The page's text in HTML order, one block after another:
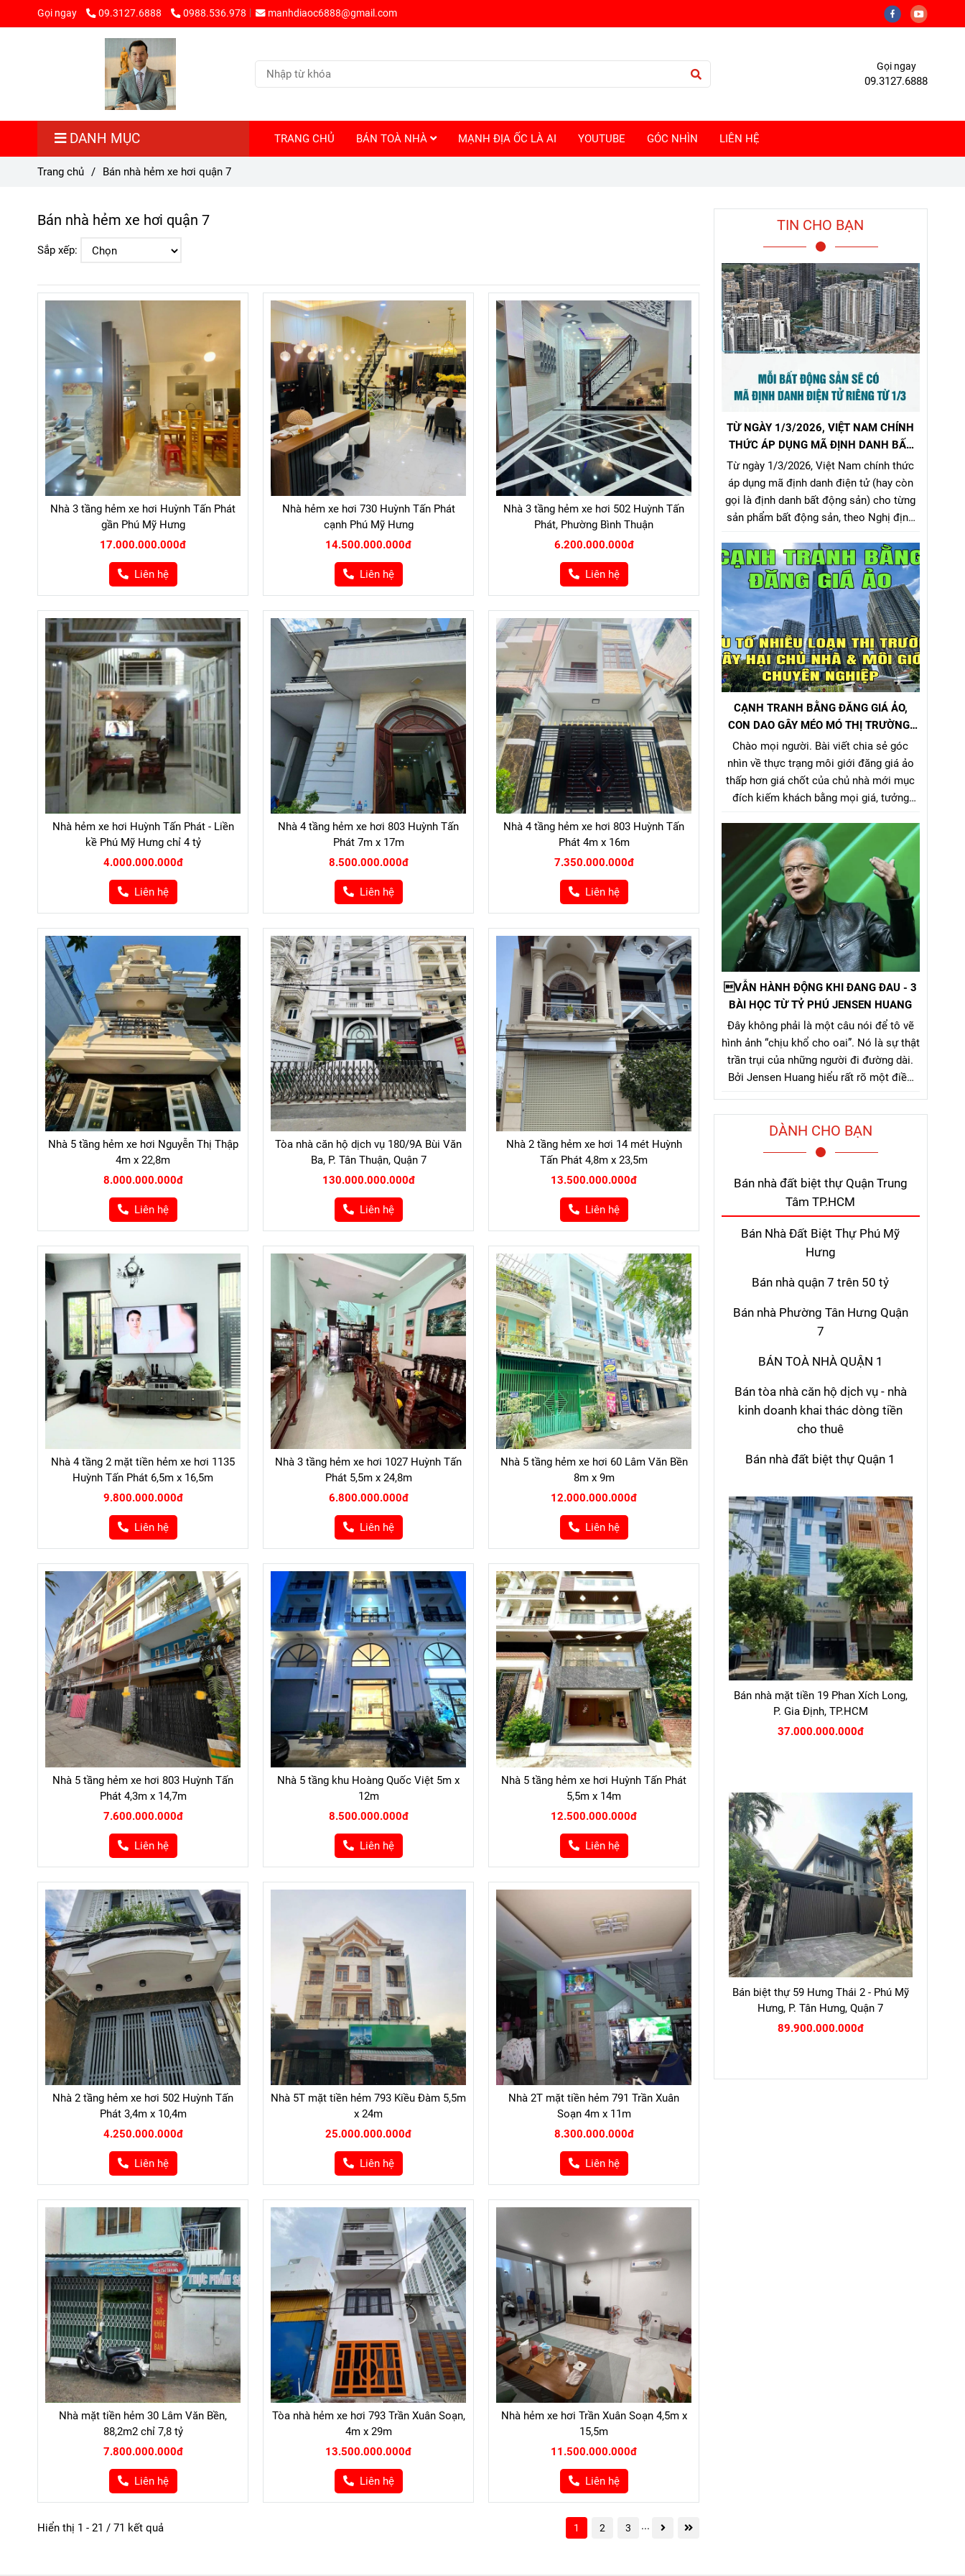
Gọi ngay 09.3127.6888 0988.536.978 manhdiaoc6888@gmail.com
Gọi ngay
09.3127.6888
DANH MỤC TRANG CHỦ BÁN TOÀ NHÀ MẠNH ĐỊA ỐC LÀ AI YOUTUBE GÓC NHÌN LIÊN HỆ
Trang chủ / Bán nhà hẻm xe hơi quận 7
Bán nhà hẻm xe hơi quận 7
Sắp xếp:
Nhà 3 tầng hẻm xe hơi Huỳnh Tấn Phát
gần Phú Mỹ Hưng
17.000.000.000đ
Liên hệ
Nhà hẻm xe hơi 730 Huỳnh Tấn Phát
cạnh Phú Mỹ Hưng
14.500.000.000đ
Liên hệ
Nhà 3 tầng hẻm xe hơi 502 Huỳnh Tấn
Phát, Phường Bình Thuận
6.200.000.000đ
Liên hệ
Nhà hẻm xe hơi Huỳnh Tấn Phát - Liền
kề Phú Mỹ Hưng chỉ 4 tỷ
4.000.000.000đ
Liên hệ
Nhà 4 tầng hẻm xe hơi 803 Huỳnh Tấn
Phát 7m x 17m
8.500.000.000đ
Liên hệ
Nhà 4 tầng hẻm xe hơi 803 Huỳnh Tấn
Phát 4m x 16m
7.350.000.000đ
Liên hệ
Nhà 5 tầng hẻm xe hơi Nguyễn Thị Thập
4m x 22,8m
8.000.000.000đ
Liên hệ
Tòa nhà căn hộ dịch vụ 180/9A Bùi Văn
Ba, P. Tân Thuận, Quận 7
130.000.000.000đ
Liên hệ
Nhà 2 tầng hẻm xe hơi 14 mét Huỳnh
Tấn Phát 4,8m x 23,5m
13.500.000.000đ
Liên hệ
Nhà 4 tầng 2 mặt tiền hẻm xe hơi 1135
Huỳnh Tấn Phát 6,5m x 16,5m
9.800.000.000đ
Liên hệ
Nhà 3 tầng hẻm xe hơi 1027 Huỳnh Tấn
Phát 5,5m x 24,8m
6.800.000.000đ
Liên hệ
Nhà 5 tầng hẻm xe hơi 60 Lâm Văn Bền
8m x 9m
12.000.000.000đ
Liên hệ
Nhà 5 tầng hẻm xe hơi 803 Huỳnh Tấn
Phát 4,3m x 14,7m
7.600.000.000đ
Liên hệ
Nhà 5 tầng khu Hoàng Quốc Việt 5m x
12m
8.500.000.000đ
Liên hệ
Nhà 5 tầng hẻm xe hơi Huỳnh Tấn Phát
5,5m x 14m
12.500.000.000đ
Liên hệ
Nhà 2 tầng hẻm xe hơi 502 Huỳnh Tấn
Phát 3,4m x 10,4m
4.250.000.000đ
Liên hệ
Nhà 5T mặt tiền hẻm 793 Kiều Đàm 5,5m
x 24m
25.000.000.000đ
Liên hệ
Nhà 2T mặt tiền hẻm 791 Trần Xuân
Soạn 4m x 11m
8.300.000.000đ
Liên hệ
Nhà mặt tiền hẻm 30 Lâm Văn Bền,
88,2m2 chỉ 7,8 tỷ
7.800.000.000đ
Liên hệ
Tòa nhà hẻm xe hơi 793 Trần Xuân Soạn,
4m x 29m
13.500.000.000đ
Liên hệ
Nhà hẻm xe hơi Trần Xuân Soạn 4,5m x
15,5m
11.500.000.000đ
Liên hệ
Hiển thị 1 - 21 / 71 kết quả 1 2 3 ...
TIN CHO BẠN
TỪ NGÀY 1/3/2026, VIỆT NAM CHÍNH
THỨC ÁP DỤNG MÃ ĐỊNH DANH BẤT
ĐỘNG SẢN
Từ ngày 1/3/2026, Việt Nam chính thức
áp dụng mã định danh điện tử (hay còn
gọi là định danh bất động sản) cho từng
sản phẩm bất động sản, theo Nghị định
31/12/2025, hiệu lực từ 1/3/2026) về xây
dựng, quản lý và sử dụng hệ thống thông
tin, cơ sở dữ liệu về nhà ở và thị trường
bất động sản.
CẠNH TRANH BẰNG ĐĂNG GIÁ ẢO,
CON DAO GÂY MÉO MÓ THỊ TRƯỜNG,
GÂY HẠI CHỦ NHÀ VÀ NHÀ MÔI GIỚI
CHÂN CHÍNH
Chào mọi người. Bài viết chia sẻ góc
nhìn về thực trạng môi giới đăng giá ảo
thấp hơn giá chốt của chủ nhà mới mục
đích kiếm khách bằng mọi giá, tưởng
giới chân chính khác khi cạnh tranh về
giá bán nhưng gây hại rất nhiều cho chủ
nhà, làm méo mó thị trường.
VẪN HÀNH ĐỘNG KHI ĐANG ĐAU - 3
BÀI HỌC TỪ TỶ PHÚ JENSEN HUANG
Đây không phải là một câu nói để tô vẽ
hình ảnh “chịu khổ cho oai”. Nó là sự thật
trần trụi của những người đi đường dài.
Bởi Jensen Huang hiểu rất rõ một điều
giá quá nhiều: thứ khiến con người bỏ
cuộc không phải là khó khăn lớn, mà là
nỗi đau kéo dài không thấy điểm kết.
DÀNH CHO BẠN
Bán nhà đất biệt thự Quận Trung
Tâm TP.HCM
Bán Nhà Đất Biệt Thự Phú Mỹ
Hưng
Bán nhà quận 7 trên 50 tỷ
Bán nhà Phường Tân Hưng Quận
7
BÁN TOÀ NHÀ QUẬN 1
Bán tòa nhà căn hộ dịch vụ - nhà
kinh doanh khai thác dòng tiền
cho thuê
Bán nhà đất biệt thự Quận 1
Bán nhà mặt tiền 19 Phan Xích Long,
P. Gia Định, TP.HCM
37.000.000.000đ
Bán biệt thự 59 Hưng Thái 2 - Phú Mỹ
Hưng, P. Tân Hưng, Quận 7
89.900.000.000đ